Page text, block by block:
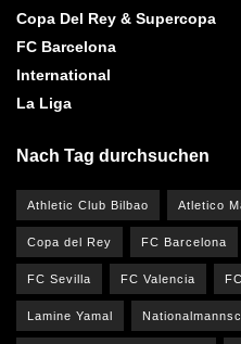
Copa Del Rey & Supercopa
FC Barcelona
International
La Liga
Nach Tag durchsuchen
Athletic Club Bilbao Atletico
Copa del Rey FC Barcelona
FC Sevilla FC Valencia
Lamine Yamal